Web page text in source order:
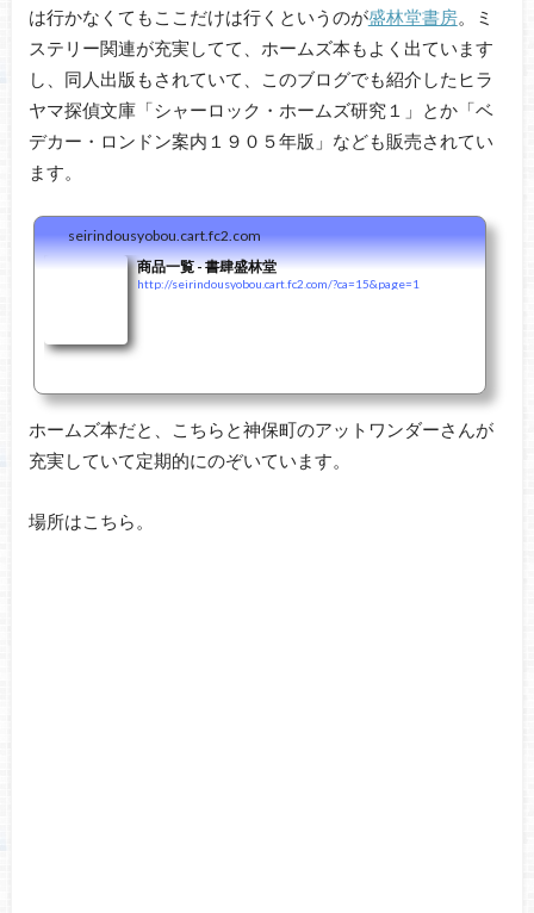
は行かなくてもここだけは行くというのが盛林堂書房。ミ
ステリー関連が充実してて、ホームズ本もよく出ています
し、同人出版もされていて、このブログでも紹介したヒラ
ヤマ探偵文庫「シャーロック・ホームズ研究１」とか「ベ
デカー・ロンドン案内１９０５年版」なども販売されてい
ます。
seirindousyobou.cart.fc2.com
商品一覧 - 書肆盛林堂
http://seirindousyobou.cart.fc2.com/?ca=15&page=1
ホームズ本だと、こちらと神保町のアットワンダーさんが
充実していて定期的にのぞいています。
場所はこちら。